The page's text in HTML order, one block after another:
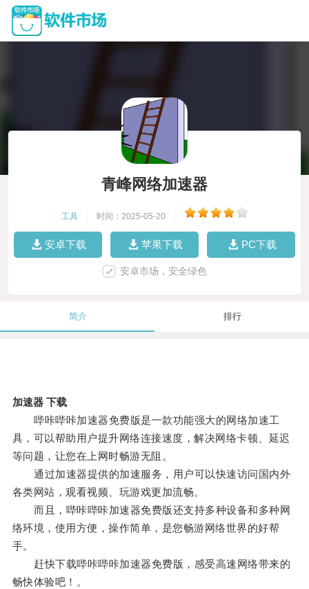
青峰网络加速器
工具 时间：2025-05-20
安卓下载 苹果下载 PC下载
安卓市场，安全绿色
简介 排行
加速器 下载
哔咔哔咔加速器免费版是一款功能强大的网络加速工
具，可以帮助用户提升网络连接速度，解决网络卡顿、延迟
等问题，让您在上网时畅游无阻。
通过加速器提供的加速服务，用户可以快速访问国内外
各类网站，观看视频、玩游戏更加流畅。
而且，哔咔哔咔加速器免费版还支持多种设备和多种网
络环境，使用方便，操作简单，是您畅游网络世界的好帮
手。
赶快下载哔咔哔咔加速器免费版，感受高速网络带来的
畅快体验吧！。